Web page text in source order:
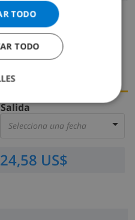
son obligatorios )
personales no serán
o empresa.
Salida
Selecciona una fecha
US$
TODO
TODO